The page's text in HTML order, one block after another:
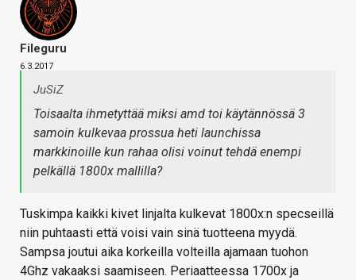
Fileguru
6.3.2017
JuSiZ
Toisaalta ihmetyttää miksi amd toi käytännössä 3
samoin kulkevaa prossua heti launchissa
markkinoille kun rahaa olisi voinut tehdä enempi
pelkällä 1800x mallilla?
Tuskimpa kaikki kivet linjalta kulkevat 1800x:n specseillä
niin puhtaasti että voisi vain sinä tuotteena myydä.
Sampsa joutui aika korkeilla volteilla ajamaan tuohon
4Ghz vakaaksi saamiseen. Periaatteessa 1700x ja